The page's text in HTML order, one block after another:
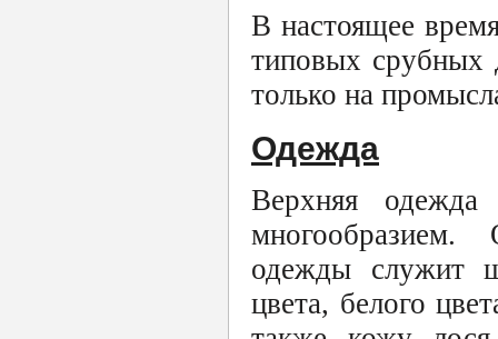
В настоящее
типовых срубных
только на
Одежда
Верхняя
одежды служит
цвета, белого